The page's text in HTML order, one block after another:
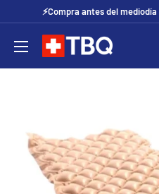
contenido
⚡Compra antes del
tubotiquin.cl